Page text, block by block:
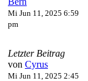
Mi Jun 11, 2025 6:59
pm
Letzter Beitrag
von Cyrus
Mi Jun 11, 2025 2:45